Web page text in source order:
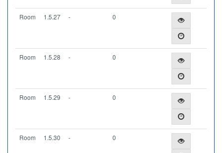
Room 1.5.27 - 0
Room 1.5.28 - 0
Room 1.5.29 - 0
Room 1.5.30 - 0